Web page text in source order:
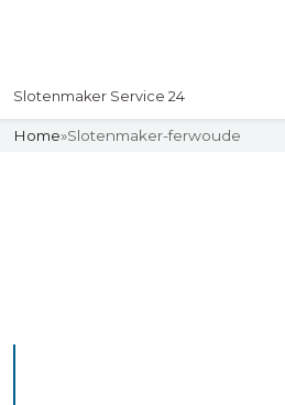
Slotenmaker Service 24
Home»Slotenmaker-ferwoude